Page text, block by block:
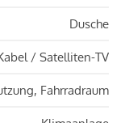
Dusche
/ Satelliten-TV
Fahrradraum